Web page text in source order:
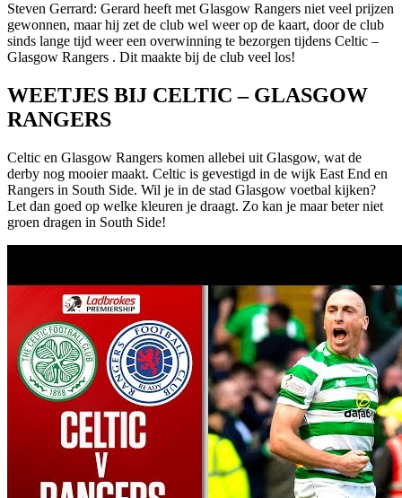
Steven Gerrard: Gerard heeft met Glasgow Rangers niet veel prijzen
gewonnen, maar hij zet de club wel weer op de kaart, door de club
sinds lange tijd weer een overwinning te bezorgen tijdens Celtic –
Glasgow Rangers . Dit maakte bij de club veel los!
WEETJES BIJ CELTIC – GLASGOW
RANGERS
Celtic en Glasgow Rangers komen allebei uit Glasgow, wat de
derby nog mooier maakt. Celtic is gevestigd in de wijk East End en
Rangers in South Side. Wil je in de stad Glasgow voetbal kijken?
Let dan goed op welke kleuren je draagt. Zo kan je maar beter niet
groen dragen in South Side!